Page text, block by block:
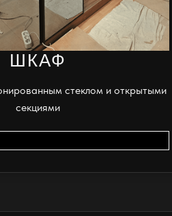
ШКАФ
стеклом и открытыми
секциями